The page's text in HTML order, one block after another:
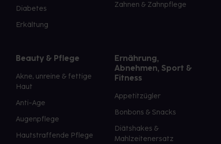
Diabetes
Erkältung
Zahnen & Zahnpflege
Beauty & Pflege
Akne, unreine & fettige
Haut
Anti-Age
Augenpflege
Hautstraffende Pflege
Ernährung,
Abnehmen, Sport &
Fitness
Appetitzügler
Bonbons & Snacks
Diätshakes &
Mahlzeitenersatz